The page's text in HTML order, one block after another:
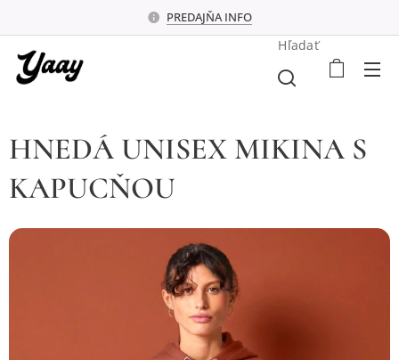
PREDAJŇA INFO
Hľadať
HNEDÁ UNISEX MIKINA S
KAPUCŇOU